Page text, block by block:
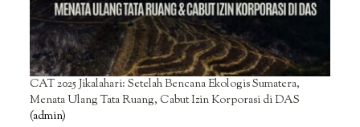
CAT 2025 Jikalahari: Setelah Bencana Ekologis Sumatera,
Menata Ulang Tata Ruang, Cabut Izin Korporasi di DAS
(admin)